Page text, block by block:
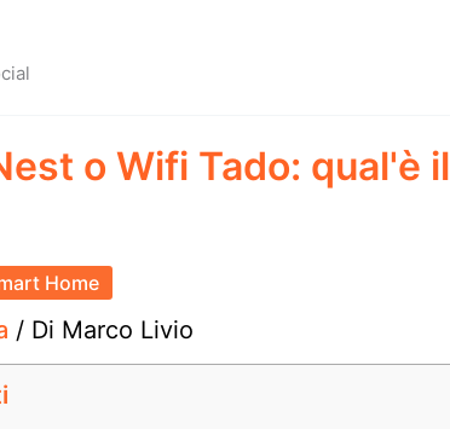
o Wifi Tado: qual'è il
Home
/ Di Marco Livio